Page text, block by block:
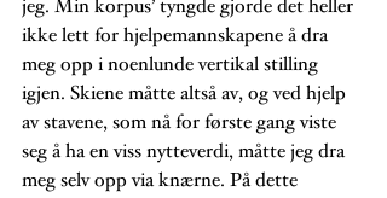
jeg. Min korpus’ tyngde gjorde det heller
ikke lett for hjelpemannskapene å dra
meg opp i noenlunde vertikal stilling
igjen. Skiene måtte altså av, og ved hjelp
av stavene, som nå for første gang viste
seg å ha en viss nytteverdi, måtte jeg dra
meg selv opp via knærne. På dette